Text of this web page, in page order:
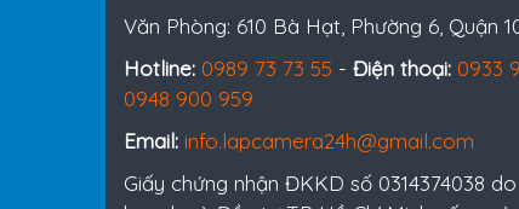
Văn Phòng: 610 Bà Hạt, Phường 6, Quận
Hotline: 0989 73 73 55 - Điện thoại: 0933
0948 900 959
Email: info.lapcamera24h@gmail.com
Giấy chứng nhận ĐKKD số 0314374038